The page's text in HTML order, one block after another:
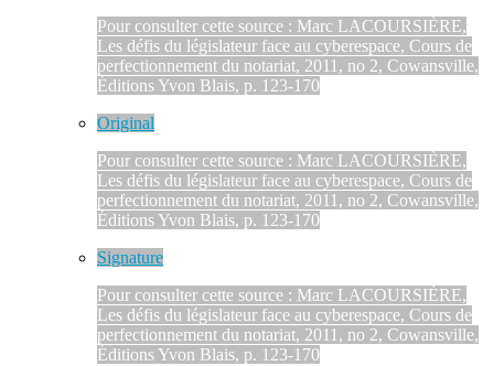
Pour consulter cette source : Marc LACOURSIÈRE,
Les défis du législateur face au cyberespace, Cours de
perfectionnement du notariat, 2011, no 2, Cowansville,
Éditions Yvon Blais, p. 123-170
Original
Pour consulter cette source : Marc LACOURSIÈRE,
Les défis du législateur face au cyberespace, Cours de
perfectionnement du notariat, 2011, no 2, Cowansville,
Éditions Yvon Blais, p. 123-170
Signature
Pour consulter cette source : Marc LACOURSIÈRE,
Les défis du législateur face au cyberespace, Cours de
perfectionnement du notariat, 2011, no 2, Cowansville,
Éditions Yvon Blais, p. 123-170